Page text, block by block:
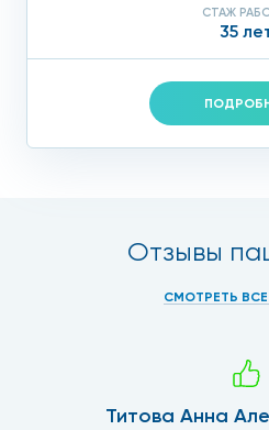
СТАЖ
35
Отзывы
СМОТРЕТЬ
Титова Анна